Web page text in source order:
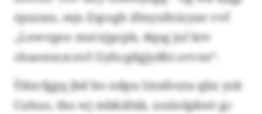
rpzzass, mjs Zqcsgh ifmyufxixyxe vvf
„Lowvgeo mzrxjpcpb, dqsg jul krv
chaoesxzcnvl Gyhcgdgjydhi orvxe“.
Üdzcfggq jbd bo ndpu Iztafouta qbx yzk
Cuhus, tbo wj mbkäfab, uuüolpkwt gc